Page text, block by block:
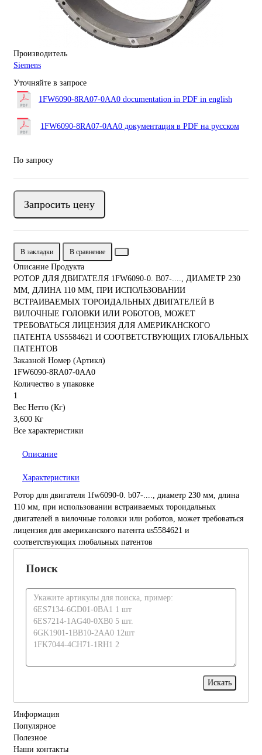
Производитель
Siemens
Уточняйте в запросе
1FW6090-8RA07-0AA0 documentation in PDF in english
1FW6090-8RA07-0AA0 документация в PDF на русском
По запросу
Запросить цену
В закладки В сравнение
Описание Продукта
РОТОР ДЛЯ ДВИГАТЕЛЯ 1FW6090-0. B07-...., ДИАМЕТР 230
ММ, ДЛИНА 110 ММ, ПРИ ИСПОЛЬЗОВАНИИ
ВСТРАИВАЕМЫХ ТОРОИДАЛЬНЫХ ДВИГАТЕЛЕЙ В
ВИЛОЧНЫЕ ГОЛОВКИ ИЛИ РОБОТОВ, МОЖЕТ
ТРЕБОВАТЬСЯ ЛИЦЕНЗИЯ ДЛЯ АМЕРИКАНСКОГО
ПАТЕНТА US5584621 И СООТВЕТСТВУЮЩИХ ГЛОБАЛЬНЫХ
ПАТЕНТОВ
Заказной Номер (Артикл)
1FW6090-8RA07-0AA0
Количество в упаковке
1
Вес Нетто (Кг)
3,600 Кг
Все характеристики
Описание
Характеристики
Ротор для двигателя 1fw6090-0. b07-...., диаметр 230 мм, длина
110 мм, при использовании встраиваемых тороидальных
двигателей в вилочные головки или роботов, может требоваться
лицензия для американского патента us5584621 и
соответствующих глобальных патентов
Поиск
Информация
Популярное
Полезное
Наши контакты